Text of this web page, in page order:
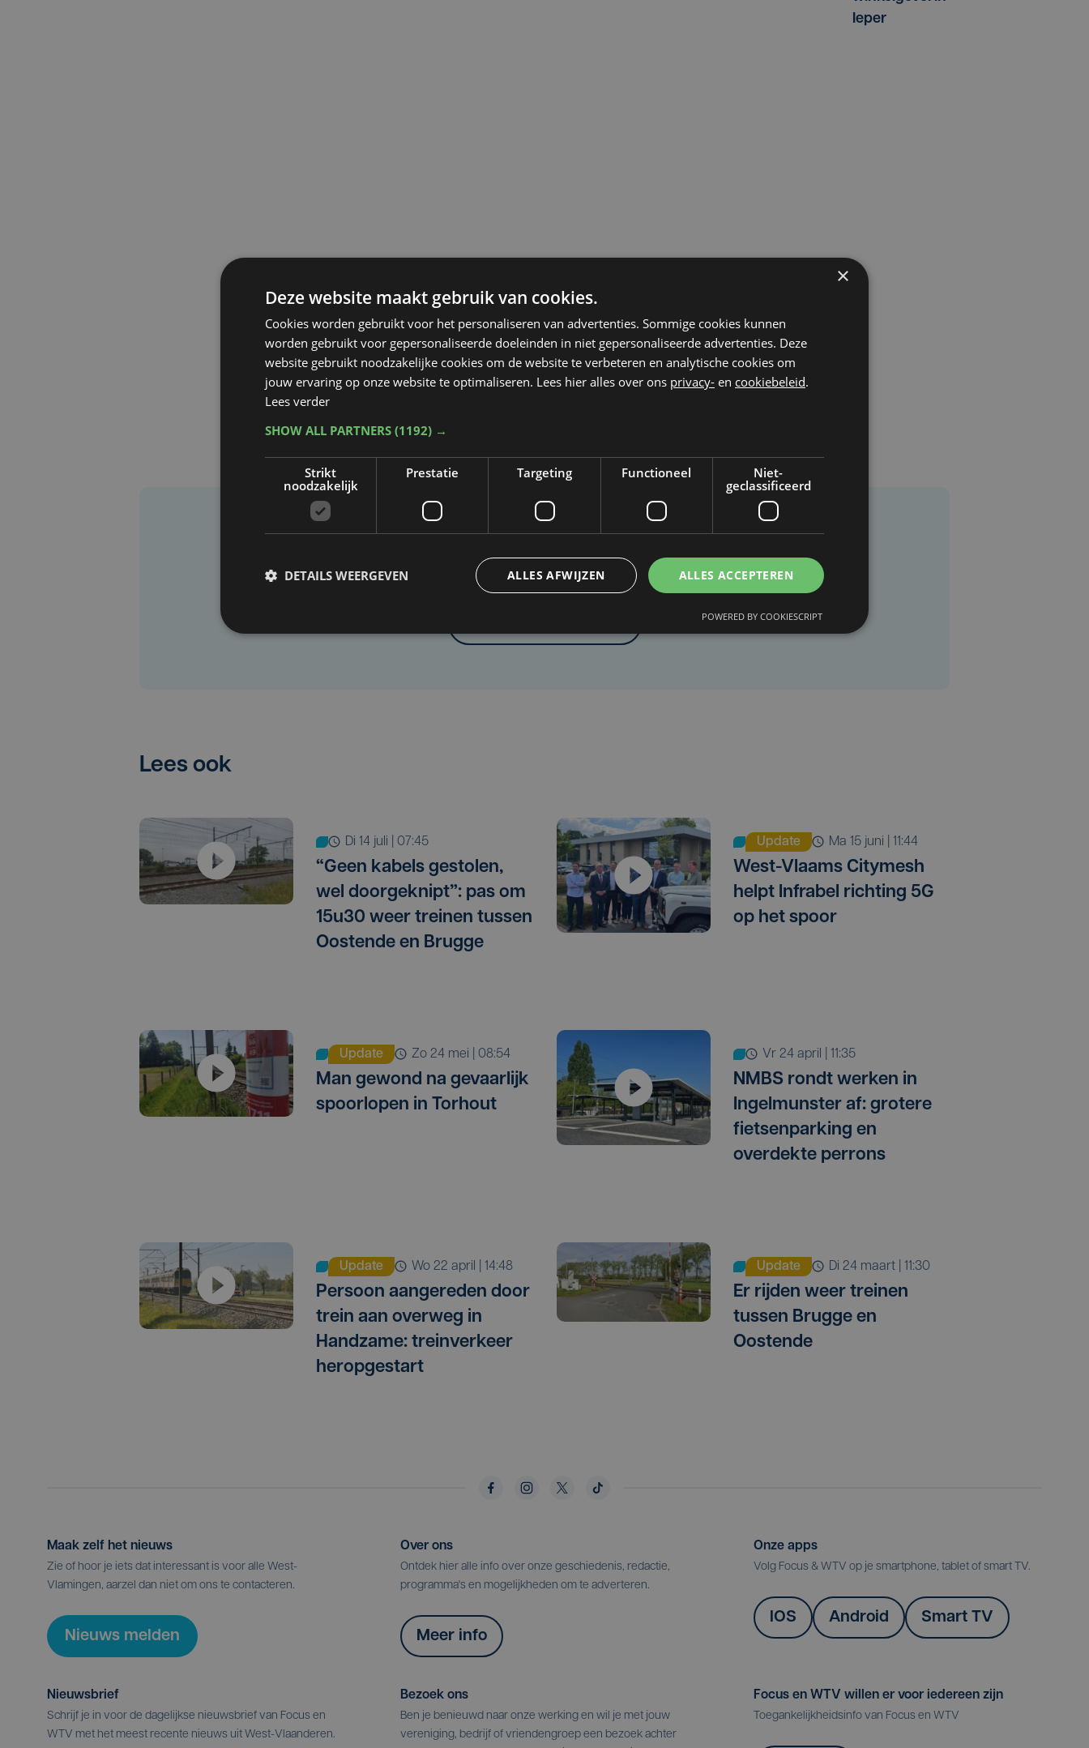
Ieper
Heb je een taal- of schrijffout opgemerkt in dit artikel?
Lees ook
di 14 juli | 07:45
“Geen kabels gestolen,
wel doorgeknipt”: pas om
15u30 weer treinen tussen
Oostende en Brugge
Update ma 15 juni | 11:44
West-Vlaams Citymesh
helpt Infrabel richting 5G
op het spoor
Update zo 24 mei | 08:54
Man gewond na gevaarlijk
spoorlopen in Torhout
vr 24 april | 11:35
NMBS rondt werken in
Ingelmunster af: grotere
fietsenparking en
overdekte perrons
Update wo 22 april | 14:48
Persoon aangereden door
trein aan overweg in
Handzame: treinverkeer
heropgestart
Update di 24 maart | 11:30
Er rijden weer treinen
tussen Brugge en
Oostende
Maak zelf het nieuws
Zie of hoor je iets dat interessant is voor alle West-
Vlamingen, aarzel dan niet om ons te contacteren.
Nieuws melden
Over ons
Ontdek hier alle info over onze geschiedenis, redactie,
programma's en mogelijkheden om te adverteren.
Meer info
Onze apps
Volg Focus & WTV op je smartphone, tablet of smart TV.
IOS Android Smart TV
Nieuwsbrief
Schrijf je in voor de dagelijkse nieuwsbrief van Focus en
WTV met het meest recente nieuws uit West-Vlaanderen.
Bezoek ons
Ben je benieuwd naar onze werking en wil je met jouw
vereniging, bedrijf of vriendengroep een bezoek achter
Focus en WTV willen er voor iedereen zijn
Toegankelijkheidsinfo van Focus en WTV
×
Deze website maakt gebruik van cookies.
Cookies worden gebruikt voor het personaliseren van advertenties. Sommige cookies kunnen
worden gebruikt voor gepersonaliseerde doeleinden in niet gepersonaliseerde advertenties. Deze
website gebruikt noodzakelijke cookies om de website te verbeteren en analytische cookies om
jouw ervaring op onze website te optimaliseren. Lees hier alles over ons privacy- en cookiebeleid.
Lees verder
SHOW ALL PARTNERS (1192) →
Strikt
noodzakelijk
Prestatie Targeting Functioneel
Niet-
geclassificeerd
ALLES ACCEPTEREN
ALLES AFWIJZEN
DETAILS WEERGEVEN
POWERED BY COOKIESCRIPT